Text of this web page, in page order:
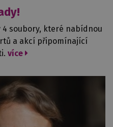
4 soubory, které nabídnou
a akcí připomínající
více